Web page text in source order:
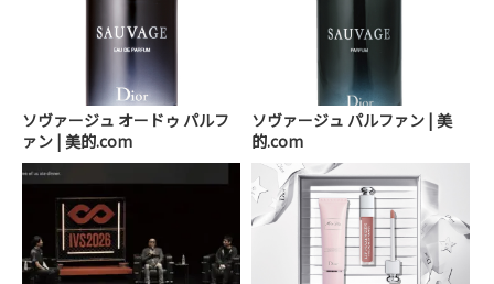
ソヴァージュ オードゥ パルフ
ァン | 美的.com
ソヴァージュ パルファン | 美
的.com